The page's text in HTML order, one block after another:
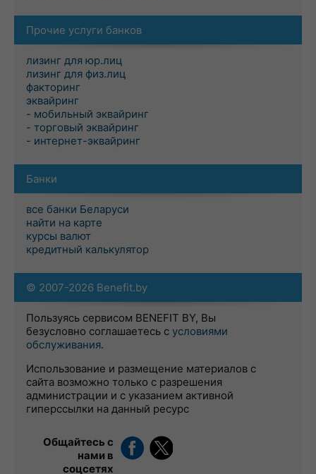
Прочие услуги банков
лизинг для юр.лиц
лизинг для физ.лиц
факторинг
эквайринг
- мобильный эквайринг
- торговый эквайринг
- интернет-эквайринг
Банки
все банки Беларуси
найти на карте
курсы валют
кредитный калькулятор
© 2007-2026 Benefit.by
Пользуясь сервисом BENEFIT BY, Вы
безусловно соглашаетесь с условиями
обслуживания.
Использование и размещение материалов с
сайта возможно только с разрешения
администрации и с указанием активной
гиперссылки на данный ресурс
Общайтесь с
нами в
соцсетях